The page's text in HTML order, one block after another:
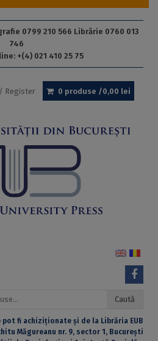
0799 210 566 Librărie 0760 013
746
+(4) 021 410 25 75
Register 0 produse /0,00 lei
Caută
pot fi achiziționate și de la Librăria EUB
Măgureanu nr. 9, sector 1, București